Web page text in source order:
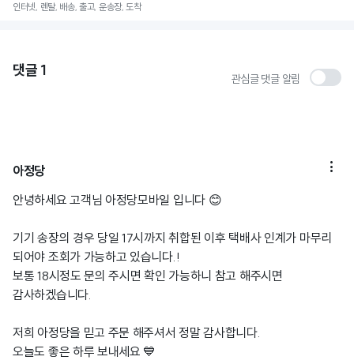
인터넷, 렌탈, 배송, 출고, 운송장, 도착
댓글 1 관심글 댓글 알림
아정당 
안녕하세요 고객님 아정당모바일 입니다 😊
기기 송장의 경우 당일 17시까지 취합된 이후 택배사 인계가 마무리
되어야 조회가 가능하고 있습니다.!
보통 18시정도 문의 주시면 확인 가능하니 참고 해주시면
감사하겠습니다.
저희 아정당을 믿고 주문 해주셔서 정말 감사합니다.
오늘도 좋은 하루 보내세요 💙